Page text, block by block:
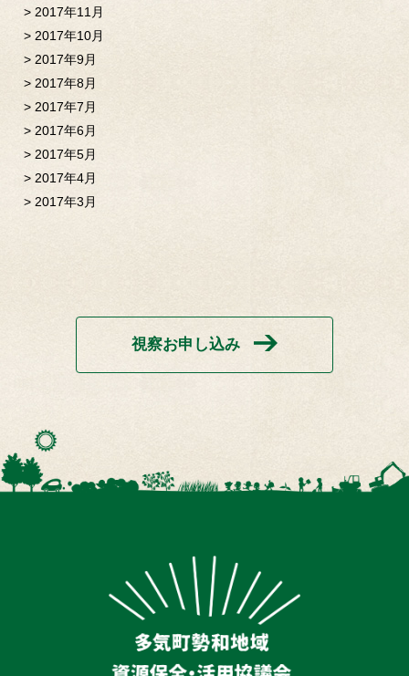
2017年11月
2017年10月
2017年9月
2017年8月
2017年7月
2017年6月
2017年5月
2017年4月
2017年3月
視察お申し込み